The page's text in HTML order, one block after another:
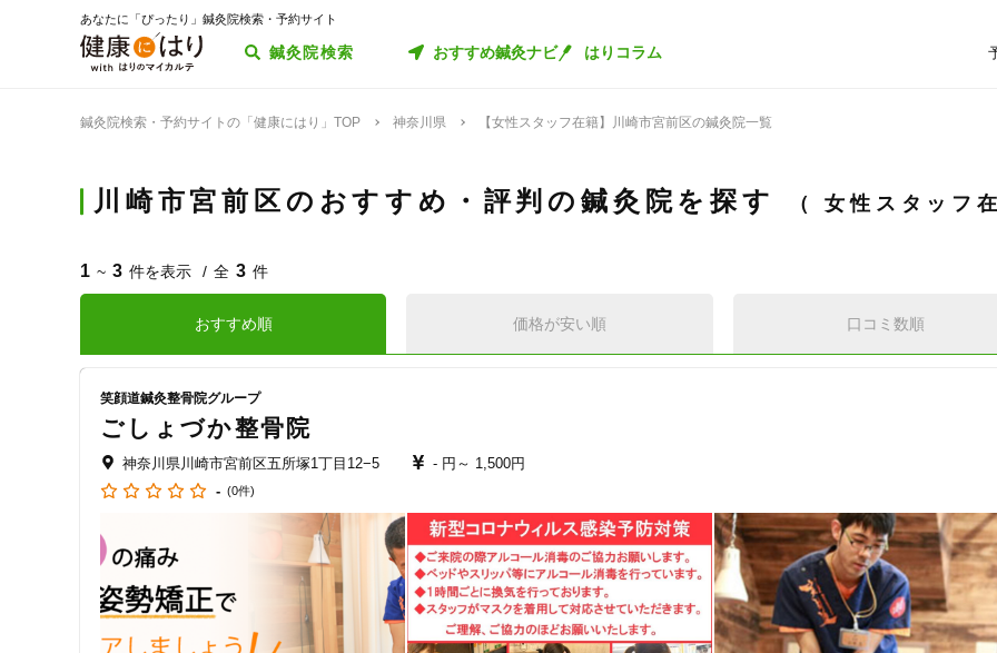
あなたに「ぴったり」鍼灸院検索・予約サイト
鍼灸院検索 おすすめ鍼灸ナビ はりコラム
鍼灸院検索・予約サイトの「健康にはり」TOP 神奈川県 【女性スタッフ在籍】川崎市宮前区の鍼灸院一覧
川崎市宮前区のおすすめ・評判の鍼灸院を探す 女性スタッフ
1 ~ 3 件を表示 全 3 件
おすすめ順 価格が安い順 口コミ数順
笑顔道鍼灸整骨院グループ
ごしょづか整骨院
神奈川県川崎市宮前区五所塚1丁目12−5 - 円～ 1,500円
- (0件)